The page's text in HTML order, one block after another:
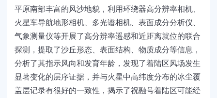
平原南部丰富的风沙地貌，利用环绕器高分辨率相机、
火星车导航地形相机、多光谱相机、表面成分分析仪、
气象测量仪等开展了高分辨率遥感和近距离就位的联合
探测，提取了沙丘形态、表面结构、物质成分等信息，
分析了其指示风向和发育年龄，发现了着陆区风场发生
显著变化的层序证据，并与火星中高纬度分布的冰尘覆
盖层记录有很好的一致性，揭示了祝融号着陆区可能经